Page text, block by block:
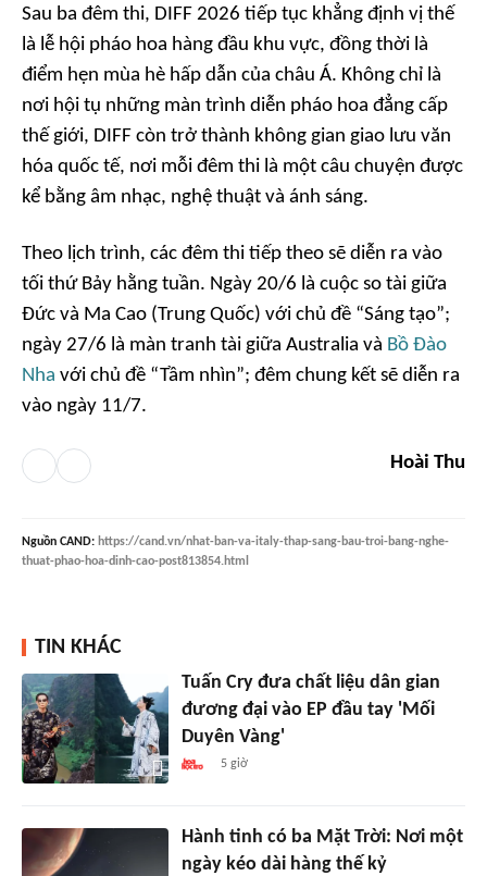
Sau ba đêm thi, DIFF 2026 tiếp tục khẳng định vị thế
là lễ hội pháo hoa hàng đầu khu vực, đồng thời là
điểm hẹn mùa hè hấp dẫn của châu Á. Không chỉ là
nơi hội tụ những màn trình diễn pháo hoa đẳng cấp
thế giới, DIFF còn trở thành không gian giao lưu văn
hóa quốc tế, nơi mỗi đêm thi là một câu chuyện được
kể bằng âm nhạc, nghệ thuật và ánh sáng.
Theo lịch trình, các đêm thi tiếp theo sẽ diễn ra vào
tối thứ Bảy hằng tuần. Ngày 20/6 là cuộc so tài giữa
Đức và Ma Cao (Trung Quốc) với chủ đề “Sáng tạo”;
ngày 27/6 là màn tranh tài giữa Australia và Bồ Đào
Nha với chủ đề “Tầm nhìn”; đêm chung kết sẽ diễn ra
vào ngày 11/7.
Hoài Thu
Nguồn CAND: https://cand.vn/nhat-ban-va-italy-thap-sang-bau-troi-bang-nghe-
thuat-phao-hoa-dinh-cao-post813854.html
TIN KHÁC
Tuấn Cry đưa chất liệu dân gian
đương đại vào EP đầu tay 'Mối
Duyên Vàng'
5 giờ
Hành tinh có ba Mặt Trời: Nơi một
ngày kéo dài hàng thế kỷ